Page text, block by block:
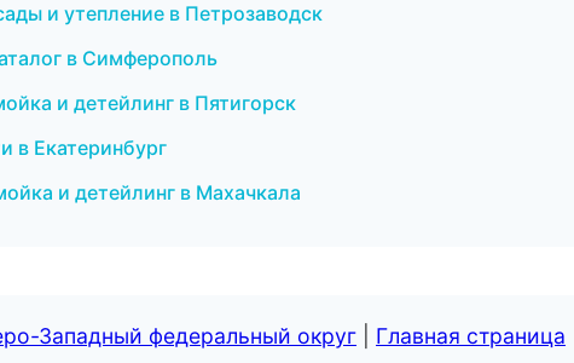
и утепление в Петрозаводск
в Симферополь
и детейлинг в Пятигорск
Екатеринбург
и детейлинг в Махачкала
Западный федеральный округ Главная страница